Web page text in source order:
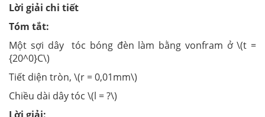
Lời giải chi tiết
Tóm tắt:
Một sợi dây tóc bóng đèn làm bằng vonfram ở \(t =
{20^0}C\)
Tiết diện tròn, \(r = 0,01mm\)
Chiều dài dây tóc \(l = ?\)